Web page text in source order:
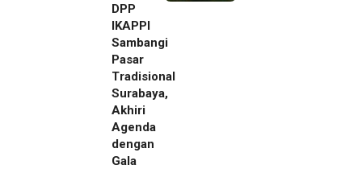
DPP
IKAPPI
Sambangi
Pasar
Tradisional
Surabaya,
Akhiri
Agenda
dengan
Gala